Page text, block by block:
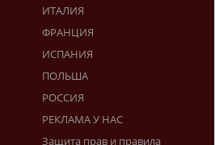
ИТАЛИЯ
ФРАНЦИЯ
ИСПАНИЯ
ПОЛЬША
РОССИЯ
РЕКЛАМА У НАС
Защита прав и правила